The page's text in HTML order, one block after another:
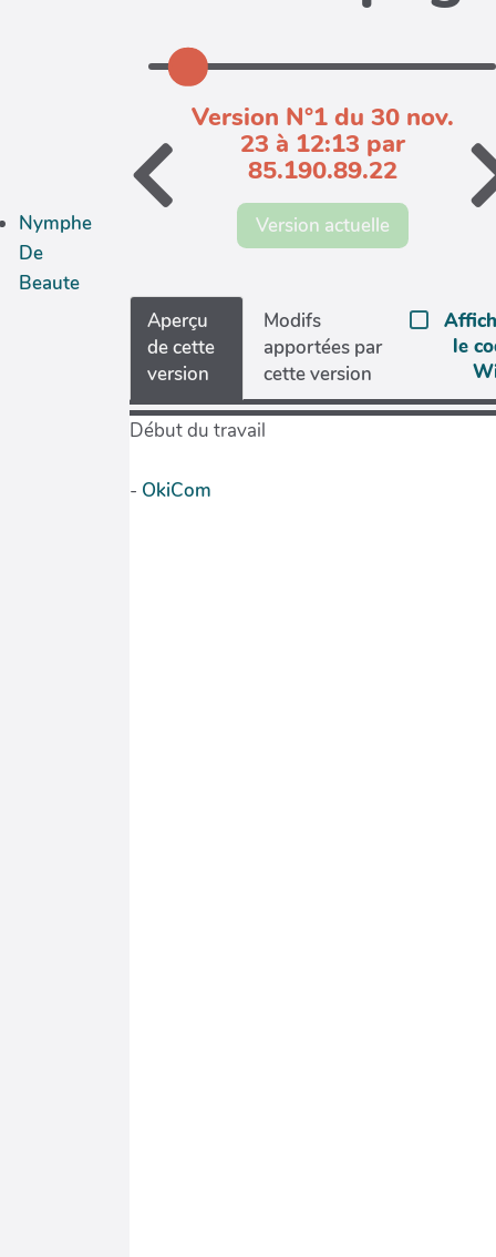
Nymphe
De
Beaute
Version N°1 du 30 nov.
23 à 12:13 par
85.190.89.22
Version actuelle
Aperçu
de cette
version
Modifs
apportées par
cette version
le